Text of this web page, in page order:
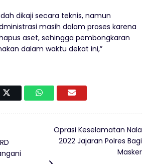
dikaji secara teknis, namun
masih dalam proses karena
aset, sehingga pembongkaran
dalam waktu dekat ini,”
Oprasi Keselamatan Nala
2022 Jajaran Polres Bagi
Masker